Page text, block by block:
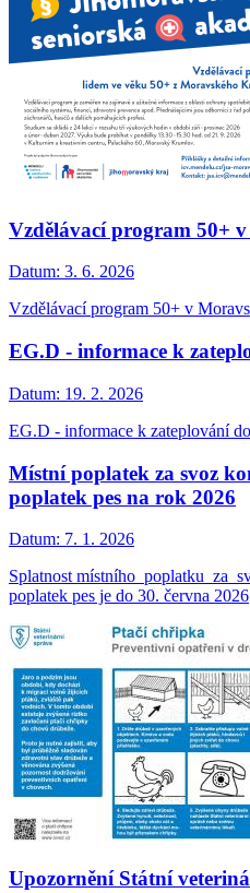
Vzdělávací program 50+
Datum: 3. 6. 2026
Vzdělávací program 50+ v
EG.D - informace k
Datum: 19. 2. 2026
EG.D - informace k zateplování
Místní poplatek za svoz
poplatek pes na rok 2026
Datum: 7. 1. 2026
Splatnost místního poplatku za
poplatek pes je do 30. června 2026
Upozornění Státní